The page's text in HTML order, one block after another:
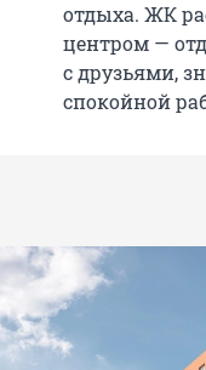
отдыха. ЖК
центром —
с друзьями,
спокойной